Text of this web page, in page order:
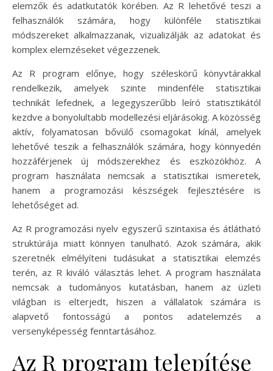
elemzők és adatkutatók körében. Az R lehetővé teszi a
felhasználók számára, hogy különféle statisztikai
módszereket alkalmazzanak, vizualizálják az adatokat és
komplex elemzéseket végezzenek.
Az R program előnye, hogy széleskörű könyvtárakkal
rendelkezik, amelyek szinte mindenféle statisztikai
technikát lefednek, a legegyszerűbb leíró statisztikától
kezdve a bonyolultabb modellezési eljárásokig. A közösség
aktív, folyamatosan bővülő csomagokat kínál, amelyek
lehetővé teszik a felhasználók számára, hogy könnyedén
hozzáférjenek új módszerekhez és eszközökhöz. A
program használata nemcsak a statisztikai ismeretek,
hanem a programozási készségek fejlesztésére is
lehetőséget ad.
Az R programozási nyelv egyszerű szintaxisa és átlátható
struktúrája miatt könnyen tanulható. Azok számára, akik
szeretnék elmélyíteni tudásukat a statisztikai elemzés
terén, az R kiváló választás lehet. A program használata
nemcsak a tudományos kutatásban, hanem az üzleti
világban is elterjedt, hiszen a vállalatok számára is
alapvető fontosságú a pontos adatelemzés a
versenyképesség fenntartásához.
Az R program telepítése